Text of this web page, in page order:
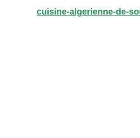
cuisine-algerienne-de-